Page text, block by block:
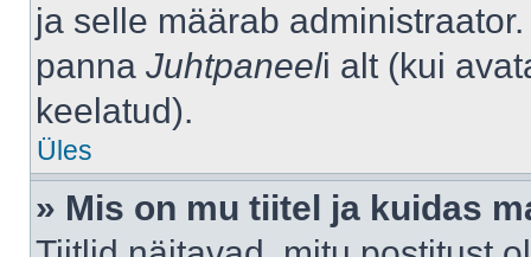
ja selle määrab
panna Juhtpaneeli alt (kui
keelatud).
Üles
» Mis on mu tiitel ja kuidas